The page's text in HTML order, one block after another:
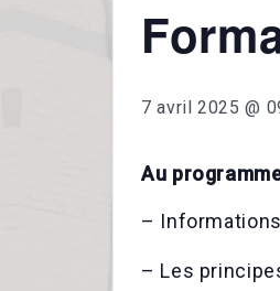
7 avril 2025 @
Au
–
– Les